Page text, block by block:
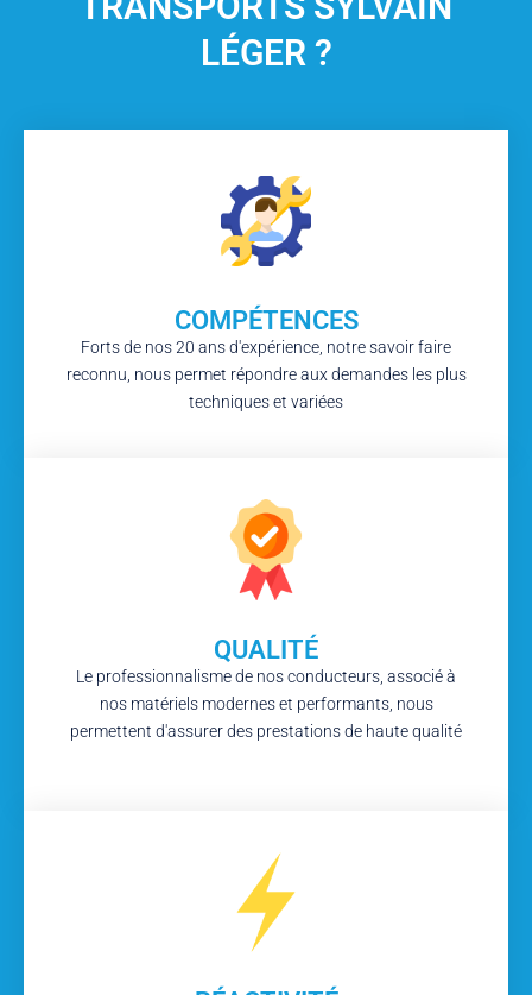
LÉGER ?
COMPÉTENCES
Forts de nos 20 ans d'expérience, notre savoir faire
reconnu, nous permet répondre aux demandes les plus
techniques et variées
QUALITÉ
Le professionnalisme de nos conducteurs, associé à
nos matériels modernes et performants, nous
permettent d'assurer des prestations de haute qualité